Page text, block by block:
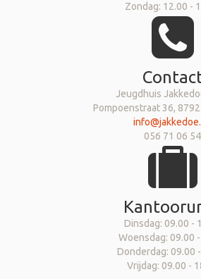
Zondag: 12.00 -
Jeugdhuis
Pompoenstraat 36,
056 71 06 54
Dinsdag: 09.00 -
Woensdag: 09.00
Donderdag: 09.00
Vrijdag: 09.00 -